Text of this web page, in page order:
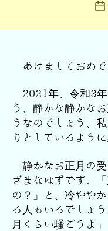
ニ
投
日
あけましておめで
2021年、令和3年
う、静かな静かな
うなのでしょう、
りとしているように
静かなお正月の受
ざまなはずです。
の？」と、冷やや
る人もいるでしょ
月くらい騒ごうよ